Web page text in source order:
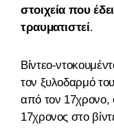
στοιχεία που
τραυματιστεί.
Βίντεο-
τον ξυλοδαρμό
από τον 17χρονο,
17χρονος στο